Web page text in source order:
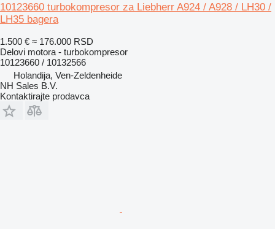
10123660 turbokompresor za Liebherr A924 / A928 / LH30 /
LH35 bagera
1.500 € ≈ 176.000 RSD
Delovi motora - turbokompresor
10123660 / 10132566
Holandija, Ven-Zeldenheide
NH Sales B.V.
Kontaktirajte prodavca